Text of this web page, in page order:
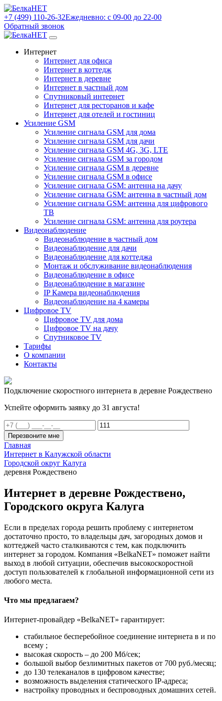
+7 (499) 110-26-32Ежедневно: с 09-00 до 22-00
Обратный звонок
Интернет
Интернет для офиса
Интернет в коттедж
Интернет в деревне
Интернет в частный дом
Спутниковый интернет
Интернет для ресторанов и кафе
Интернет для отелей и гостиниц
Усиление GSM
Усиление сигнала GSM для дома
Усиление сигнала GSM для дачи
Усиление сигнала GSM 4G, 3G, LTE
Усиление сигнала GSM за городом
Усиление сигнала GSM в деревне
Усиление сигнала GSM в офисе
Усиление сигнала GSM: антенна на дачу
Усиление сигнала GSM: антенна в частный дом
Усиление сигнала GSM: антенна для цифрового
ТВ
Усиление сигнала GSM: антенна для роутера
Видеонаблюдение
Видеонаблюдение в частный дом
Видеонаблюдение для дачи
Видеонаблюдение для коттеджа
Монтаж и обслуживание видеонаблюдения
Видеонаблюдение в офисе
Видеонаблюдение в магазине
IP Камера видеонаблюдения
Видеонаблюдение на 4 камеры
Цифровое TV
Цифровое TV для дома
Цифровое TV на дачу
Спутниковое TV
Тарифы
О компании
Контакты
Подключение скоростного интернета в деревне Рождествено
Успейте оформить заявку до 31 августа!
Перезвоните мне
Главная
Интернет в Калужской области
Городской округ Калуга
деревня Рождествено
Интернет в деревне Рождествено,
Городского округа Калуга
Если в пределах города решить проблему с интернетом
достаточно просто, то владельцы дач, загородных домов и
коттеджей часто сталкиваются с тем, как подключить
интернет за городом. Компания «BelkaNET» поможет найти
выход в любой ситуации, обеспечив высокоскоростной
доступ пользователей к глобальной информационной сети из
любого места.
Что мы предлагаем?
Интернет-провайдер «BelkaNET» гарантирует:
стабильное бесперебойное соединение интернета в и по
всему ;
высокая скорость – до 200 Мб/сек;
большой выбор безлимитных пакетов от 700 руб./месяц;
до 130 телеканалов в цифровом качестве;
возможность выделения статического IP-адреса;
настройку проводных и беспроводных домашних сетей.